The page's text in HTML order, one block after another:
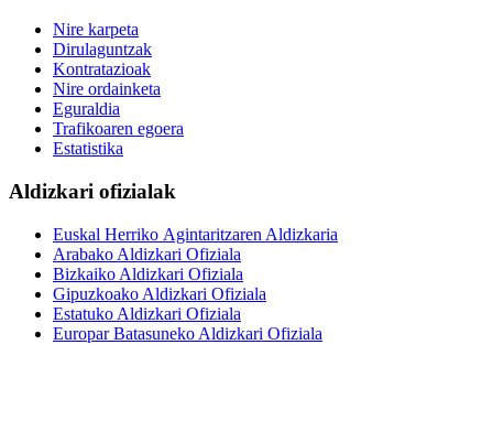
Nire karpeta
Dirulaguntzak
Kontratazioak
Nire ordainketa
Eguraldia
Trafikoaren egoera
Estatistika
Aldizkari ofizialak
Euskal Herriko Agintaritzaren Aldizkaria
Arabako Aldizkari Ofiziala
Bizkaiko Aldizkari Ofiziala
Gipuzkoako Aldizkari Ofiziala
Estatuko Aldizkari Ofiziala
Europar Batasuneko Aldizkari Ofiziala